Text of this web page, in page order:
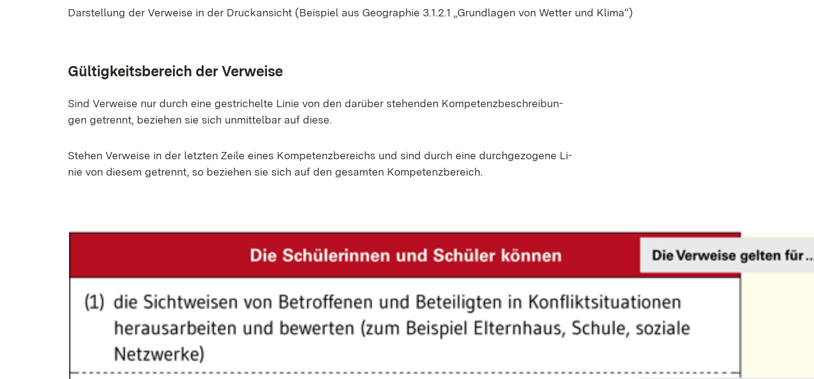
Dar­stel­lung der Ver­wei­se in der Druck­an­sicht (Bei­spiel aus Geo­gra­phie 3.1.2.1 „Grund­la­gen von Wet­ter und Kli­ma“)
Gül­tig­keits­be­reich der Ver­wei­se
Sind Ver­wei­se nur durch ei­ne ge­stri­chel­te Li­nie von den dar­über ste­hen­den Kom­pe­tenz­be­schrei­bun­
gen ge­trennt, be­zie­hen sie sich un­mit­tel­bar auf die­se.
Ste­hen Ver­wei­se in der letz­ten Zei­le ei­nes Kom­pe­tenz­be­reichs und sind durch ei­ne durch­ge­zo­ge­ne Li­
nie von die­sem ge­trennt, so be­zie­hen sie sich auf den ge­sam­ten Kom­pe­tenz­be­reich.